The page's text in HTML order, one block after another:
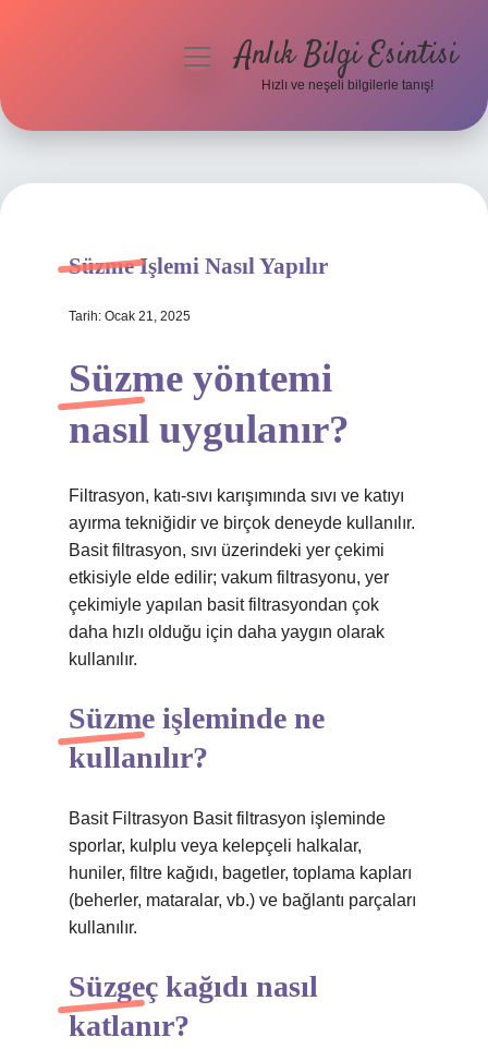
Hakkımızda
menüyüAnlık Bilgi Esintisi
Hızlı ve neşeli bilgilerle tanış!
Süzme Işlemi Nasıl Yapılır
Tarih: Ocak 21, 2025
Süzme yöntemi
nasıl uygulanır?
Filtrasyon, katı-sıvı karışımında sıvı ve katıyı
ayırma tekniğidir ve birçok deneyde kullanılır.
Basit filtrasyon, sıvı üzerindeki yer çekimi
etkisiyle elde edilir; vakum filtrasyonu, yer
çekimiyle yapılan basit filtrasyondan çok
daha hızlı olduğu için daha yaygın olarak
kullanılır.
Süzme işleminde ne
kullanılır?
Basit Filtrasyon Basit filtrasyon işleminde
sporlar, kulplu veya kelepçeli halkalar,
huniler, filtre kağıdı, bagetler, toplama kapları
(beherler, mataralar, vb.) ve bağlantı parçaları
kullanılır.
Süzgeç kağıdı nasıl
katlanır?